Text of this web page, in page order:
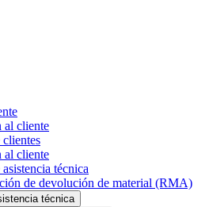
al cliente
clientes
al cliente
técnica
de devolución de material (RMA)
técnica